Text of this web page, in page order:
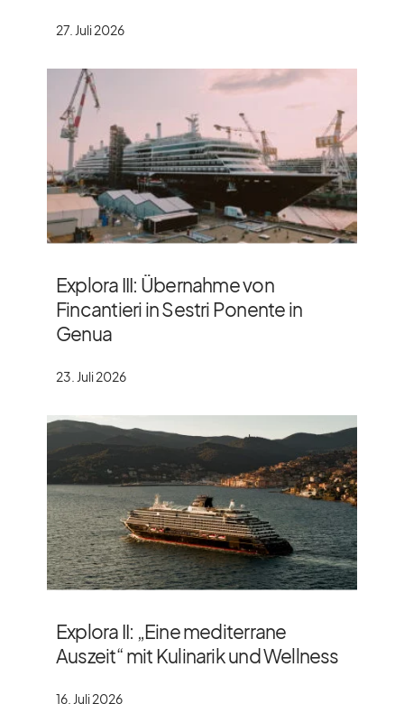
27. Juli 2026
Explora III: Übernahme von
Fincantieri in Sestri Ponente in
Genua
23. Juli 2026
Explora II: „Eine mediterrane
Auszeit“ mit Kulinarik und Wellness
16. Juli 2026